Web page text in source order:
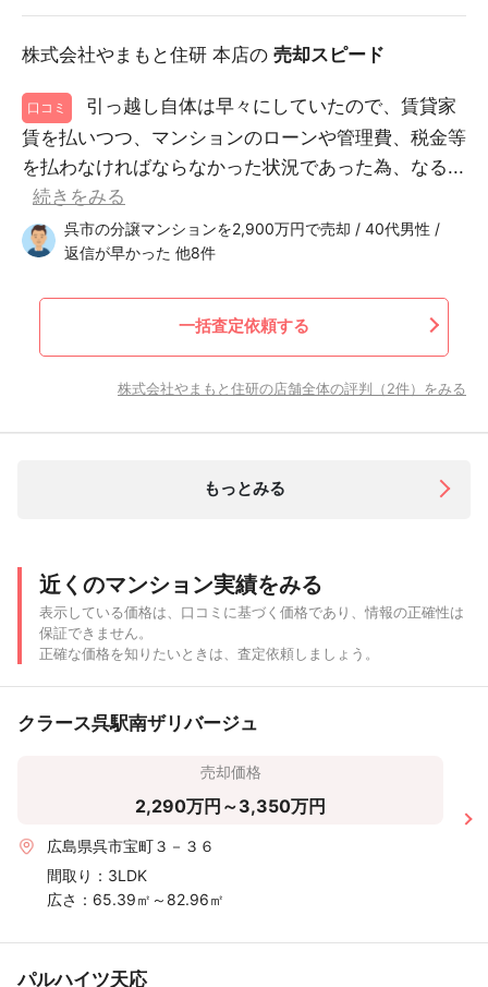
株式会社やまもと住研 本店の 売却スピード
口コミ
引っ越し自体は早々にしていたので、賃貸家
賃を払いつつ、マンションのローンや管理費、税金等
を払わなければならなかった状況であった為、なる...
続きをみる
呉市の分譲マンションを2,900万円で売却 / 40代男性 /
返信が早かった 他8件
一括査定依頼する
株式会社やまもと住研の店舗全体の評判（2件）をみる
もっとみる
近くのマンション実績をみる
表示している価格は、口コミに基づく価格であり、情報の正確性は
保証できません。
正確な価格を知りたいときは、査定依頼しましょう。
クラース呉駅南ザリバージュ
売却価格
2,290万円～3,350万円
広島県呉市宝町３－３６
間取り： 3LDK
広さ： 65.39㎡～82.96㎡
パルハイツ天応